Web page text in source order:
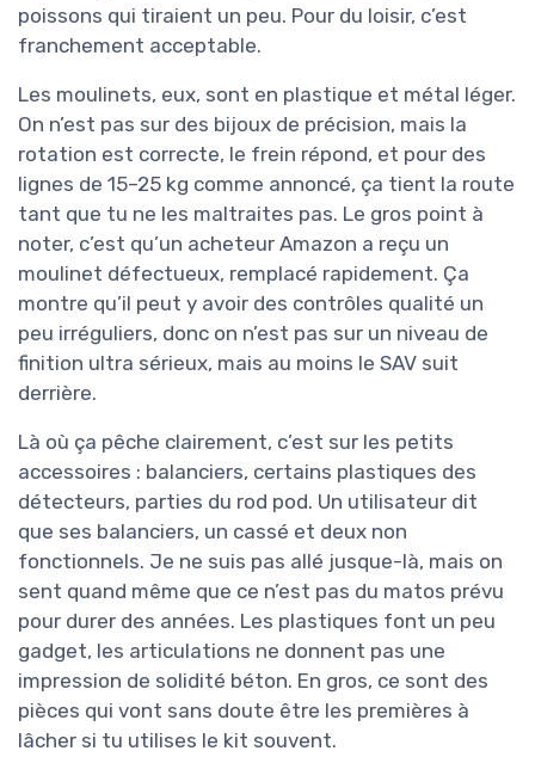
poissons qui tiraient un peu. Pour du loisir, c’est
franchement acceptable.
Les moulinets, eux, sont en plastique et métal léger.
On n’est pas sur des bijoux de précision, mais la
rotation est correcte, le frein répond, et pour des
lignes de 15–25 kg comme annoncé, ça tient la route
tant que tu ne les maltraites pas. Le gros point à
noter, c’est qu’un acheteur Amazon a reçu un
moulinet défectueux, remplacé rapidement. Ça
montre qu’il peut y avoir des contrôles qualité un
peu irréguliers, donc on n’est pas sur un niveau de
finition ultra sérieux, mais au moins le SAV suit
derrière.
Là où ça pêche clairement, c’est sur les petits
accessoires : balanciers, certains plastiques des
détecteurs, parties du rod pod. Un utilisateur dit
que ses balanciers, un cassé et deux non
fonctionnels. Je ne suis pas allé jusque-là, mais on
sent quand même que ce n’est pas du matos prévu
pour durer des années. Les plastiques font un peu
gadget, les articulations ne donnent pas une
impression de solidité béton. En gros, ce sont des
pièces qui vont sans doute être les premières à
lâcher si tu utilises le kit souvent.